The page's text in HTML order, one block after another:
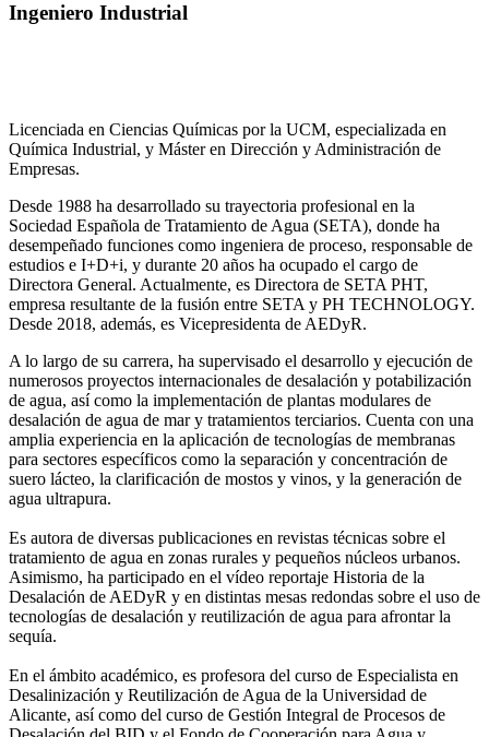
Ingeniero Industrial
Licenciada en Ciencias Químicas por la UCM, especializada en
Química Industrial, y Máster en Dirección y Administración de
Empresas.
Desde 1988 ha desarrollado su trayectoria profesional en la
Sociedad Española de Tratamiento de Agua (SETA), donde ha
desempeñado funciones como ingeniera de proceso, responsable de
estudios e I+D+i, y durante 20 años ha ocupado el cargo de
Directora General. Actualmente, es Directora de SETA PHT,
empresa resultante de la fusión entre SETA y PH TECHNOLOGY.
Desde 2018, además, es Vicepresidenta de AEDyR.
A lo largo de su carrera, ha supervisado el desarrollo y ejecución de
numerosos proyectos internacionales de desalación y potabilización
de agua, así como la implementación de plantas modulares de
desalación de agua de mar y tratamientos terciarios. Cuenta con una
amplia experiencia en la aplicación de tecnologías de membranas
para sectores específicos como la separación y concentración de
suero lácteo, la clarificación de mostos y vinos, y la generación de
agua ultrapura.
Es autora de diversas publicaciones en revistas técnicas sobre el
tratamiento de agua en zonas rurales y pequeños núcleos urbanos.
Asimismo, ha participado en el vídeo reportaje Historia de la
Desalación de AEDyR y en distintas mesas redondas sobre el uso de
tecnologías de desalación y reutilización de agua para afrontar la
sequía.
En el ámbito académico, es profesora del curso de Especialista en
Desalinización y Reutilización de Agua de la Universidad de
Alicante, así como del curso de Gestión Integral de Procesos de